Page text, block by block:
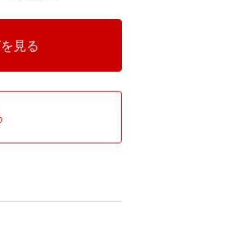
見る